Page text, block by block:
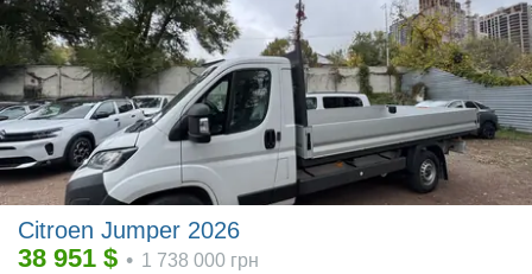
Citroen Jumper 2026
38 951 $ • 1 738 000 грн